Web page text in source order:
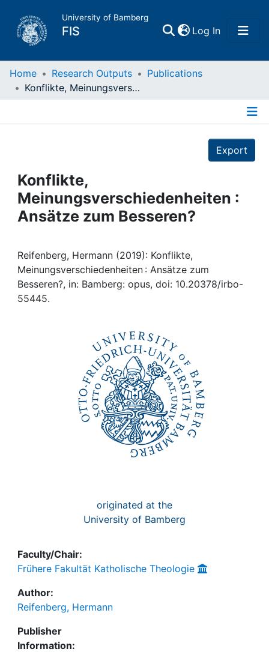
University of Bamberg
FIS Log In(current)
Home
Projects
People
Awards
My FIS
Home Research Outputs
Publications
Konflikte, Meinungsverschiedenheiten : Ansätze zum Besseren?
Export
Konflikte,
Meinungsverschiedenheiten :
Ansätze zum Besseren?
Reifenberg, Hermann (2019): Konflikte,
Meinungsverschiedenheiten : Ansätze zum
Besseren?, in: Bamberg: opus, doi: 10.20378/irbo-
55445.
originated at the
University of Bamberg
Faculty/Chair:
Frühere Fakultät Katholische Theologie
Author:
Reifenberg, Hermann
Publisher
Information: